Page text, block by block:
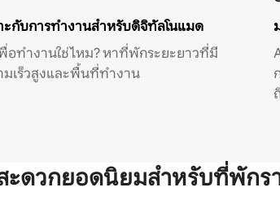
กับการทำงานสำหรับดิจิทัลโนแมด
อทำงานใช่ไหม? หาที่พักระยะยาวที่มี
มเร็วสูงและพื้นที่ทำงาน
ะดวกยอดนิยมสำหรับที่พักร